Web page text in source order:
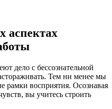
аспектах
дело с бессознательной
Тем ни менее мы
рамки восприятия. Осознавая
вы учитесь строить